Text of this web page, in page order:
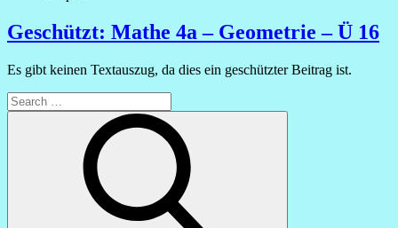
Geschützt: Mathe 4a – Geometrie – Ü 16
Es gibt keinen Textauszug, da dies ein geschützter Beitrag ist.
Search
for: